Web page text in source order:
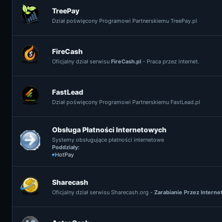
TreePay
Dział poświęcony Programowi Partnerskiemu TreePay.pl
FireCash
Oficjalny dział serwisu FireCash.pl - Praca przez internet.
FastLead
Dział poświęcony Programowi Partnerskiemu FastLead.pl
Obsługa Płatności Internetowych
Systemy obsługujące płatności internetowe
Poddziały:
HotPay
Sharecash
Oficjalny dział serwisu Sharecash.org - Zarabianie Przez Internet